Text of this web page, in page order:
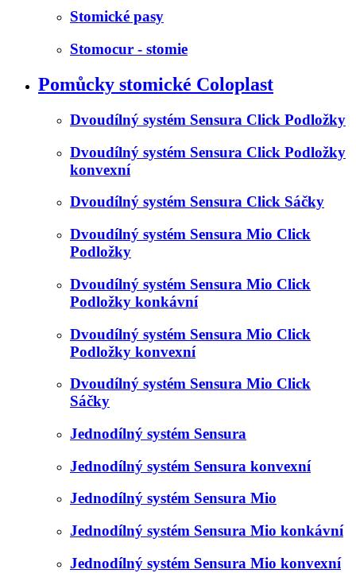
Stomické pasy
Stomocur - stomie
Pomůcky stomické Coloplast
Dvoudílný systém Sensura Click Podložky
Dvoudílný systém Sensura Click Podložky
konvexní
Dvoudílný systém Sensura Click Sáčky
Dvoudílný systém Sensura Mio Click
Podložky
Dvoudílný systém Sensura Mio Click
Podložky konkávní
Dvoudílný systém Sensura Mio Click
Podložky konvexní
Dvoudílný systém Sensura Mio Click
Sáčky
Jednodílný systém Sensura
Jednodílný systém Sensura konvexní
Jednodílný systém Sensura Mio
Jednodílný systém Sensura Mio konkávní
Jednodílný systém Sensura Mio konvexní